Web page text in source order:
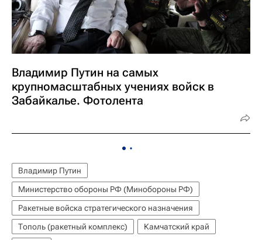
Владимир Путин на самых
крупномасштабных учениях войск в
Забайкалье. Фотолента
Владимир Путин
Министерство обороны РФ (Минобороны РФ)
Ракетные войска стратегического назначения
Тополь (ракетный комплекс)
Камчатский край